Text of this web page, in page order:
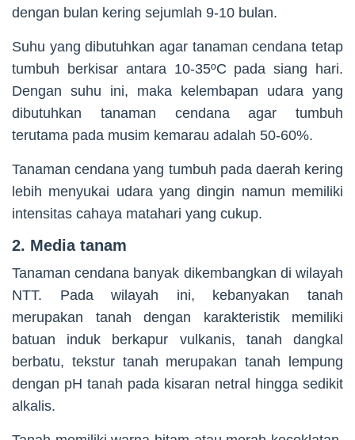
dengan bulan kering sejumlah 9-10 bulan.
Suhu yang dibutuhkan agar tanaman cendana tetap
tumbuh berkisar antara 10-35ºC pada siang hari.
Dengan suhu ini, maka kelembapan udara yang
dibutuhkan tanaman cendana agar tumbuh
terutama pada musim kemarau adalah 50-60%.
Tanaman cendana yang tumbuh pada daerah kering
lebih menyukai udara yang dingin namun memiliki
intensitas cahaya matahari yang cukup.
2. Media tanam
Tanaman cendana banyak dikembangkan di wilayah
NTT. Pada wilayah ini, kebanyakan tanah
merupakan tanah dengan karakteristik memiliki
batuan induk berkapur vulkanis, tanah dangkal
berbatu, tekstur tanah merupakan tanah lempung
dengan pH tanah pada kisaran netral hingga sedikit
alkalis.